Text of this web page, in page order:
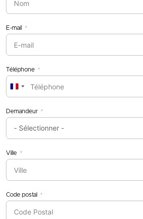
E-mail
Téléphone
France
Demandeur
Ville
Code postal